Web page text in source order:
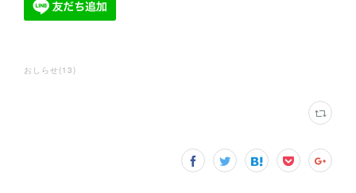
おしらせ(13)